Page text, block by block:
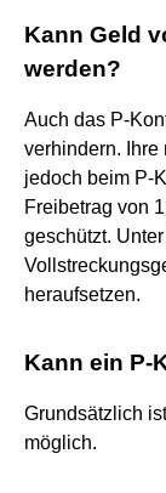
Kann Geld
werden?
Auch das P-
verhindern.
jedoch beim P-
Freibetrag von
geschützt.
heraufsetzen.
Kann ein P-
Grundsätzlich
möglich.